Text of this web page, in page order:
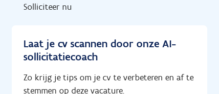
Solliciteer nu
Laat je cv scannen door onze AI-
sollicitatiecoach
Zo krijg je tips om je cv te verbeteren en af te
stemmen op deze vacature.